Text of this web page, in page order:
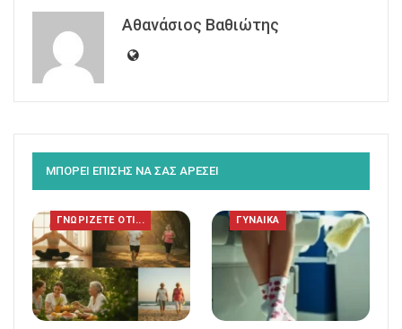
Αθανάσιος Βαθιώτης
ΜΠΟΡΕΙ ΕΠΙΣΗΣ ΝΑ ΣΑΣ ΑΡΕΣΕΙ
ΓΝΩΡΙΖΕΤΕ ΟΤΙ... ΓΥΝΑΙΚΑ